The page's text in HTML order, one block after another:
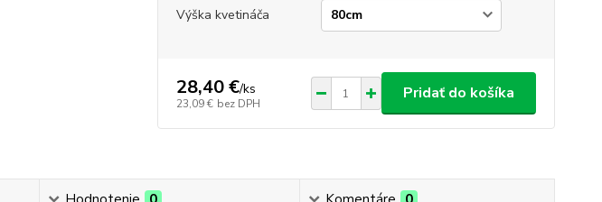
Výška kvetináča
28,40 €/ks
23,09 € bez DPH
Pridať do košíka